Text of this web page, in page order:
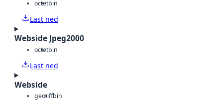
octetbin
Last ned
Webside Jpeg2000
octetbin
Last ned
Webside
geotiffbin